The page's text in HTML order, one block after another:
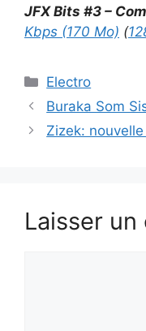
JFX Bits #3 –
Kbps (170 Mo) (
Catégories
Electro
Buraka Som
Zizek:
Laisser